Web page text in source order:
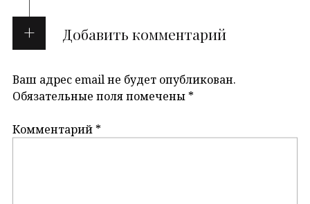
Добавить комментарий
Ваш адрес email не будет опубликован.
Обязательные поля помечены *
Комментарий *